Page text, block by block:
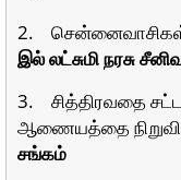
2. சென்னைவாசிகள்
இல் லட்சுமி நரசு
3. சித்திரவதை
ஆணையத்தை
சங்கம்